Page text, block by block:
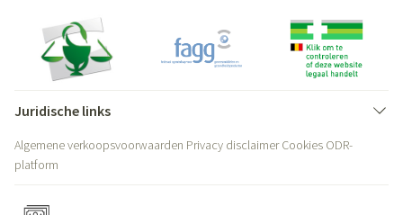
Juridische links
Algemene verkoopsvoorwaarden Privacy disclaimer Cookies ODR-
platform